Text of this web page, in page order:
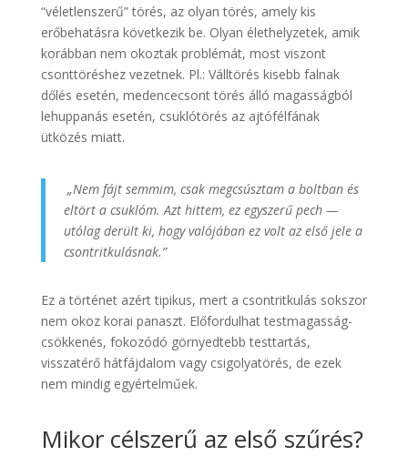
“véletlenszerű” törés, az olyan törés, amely kis
erőbehatásra következik be. Olyan élethelyzetek, amik
korábban nem okoztak problémát, most viszont
csonttöréshez vezetnek. Pl.: Válltörés kisebb falnak
dőlés esetén, medencecsont törés álló magasságból
lehuppanás esetén, csuklótörés az ajtófélfának
ütközés miatt.
„Nem fájt semmim, csak megcsúsztam a boltban és
eltört a csuklóm. Azt hittem, ez egyszerű pech —
utólag derült ki, hogy valójában ez volt az első jele a
csontritkulásnak.”
Ez a történet azért tipikus, mert a csontritkulás sokszor
nem okoz korai panaszt. Előfordulhat testmagasság-
csökkenés, fokozódó görnyedtebb testtartás,
visszatérő hátfájdalom vagy csigolyatörés, de ezek
nem mindig egyértelműek.
Mikor célszerű az első szűrés?